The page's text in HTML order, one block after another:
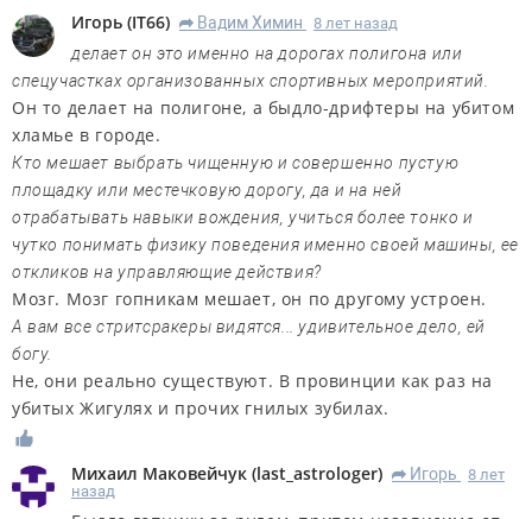
Игорь (IT66) R Вадим Химин 8 лет назад
делает он это именно на дорогах полигона или
спецучастках организованных спортивных мероприятий.
Он то делает на полигоне, а быдло-дрифтеры на убитом
хламье в городе.
Кто мешает выбрать чищенную и совершенно пустую
площадку или местечковую дорогу, да и на ней
отрабатывать навыки вождения, учиться более тонко и
чутко понимать физику поведения именно своей машины, ее
откликов на управляющие действия?
Мозг. Мозг гопникам мешает, он по другому устроен.
А вам все стритсракеры видятся... удивительное дело, ей
богу.
Не, они реально существуют. В провинции как раз на
убитых Жигулях и прочих гнилых зубилах.
Михаил Маковейчук (last_astrologer) R Игорь
8 лет
назад